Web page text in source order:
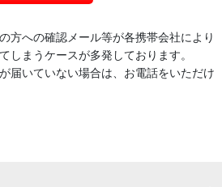
方への確認メール等が各携帯会社により
しまうケースが多発しております。
届いていない場合は、お電話をいただけ